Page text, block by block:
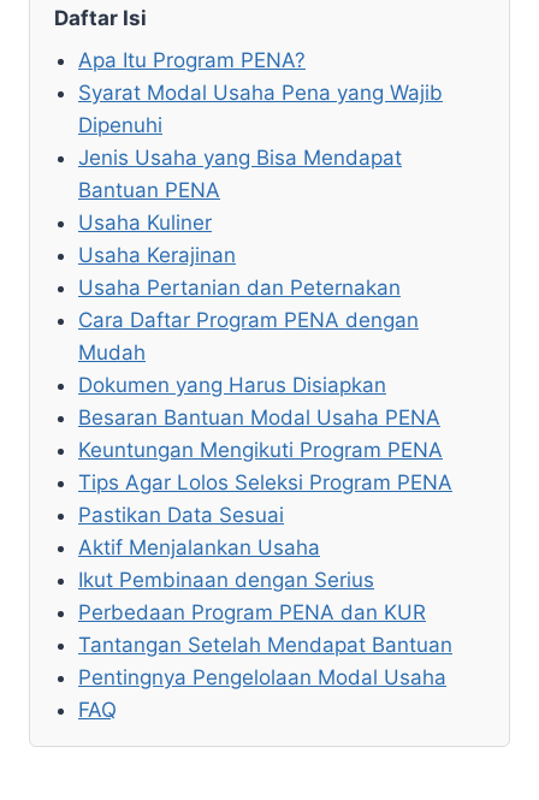
Daftar Isi
Apa Itu Program PENA?
Syarat Modal Usaha Pena yang Wajib
Dipenuhi
Jenis Usaha yang Bisa Mendapat
Bantuan PENA
Usaha Kuliner
Usaha Kerajinan
Usaha Pertanian dan Peternakan
Cara Daftar Program PENA dengan
Mudah
Dokumen yang Harus Disiapkan
Besaran Bantuan Modal Usaha PENA
Keuntungan Mengikuti Program PENA
Tips Agar Lolos Seleksi Program PENA
Pastikan Data Sesuai
Aktif Menjalankan Usaha
Ikut Pembinaan dengan Serius
Perbedaan Program PENA dan KUR
Tantangan Setelah Mendapat Bantuan
Pentingnya Pengelolaan Modal Usaha
FAQ